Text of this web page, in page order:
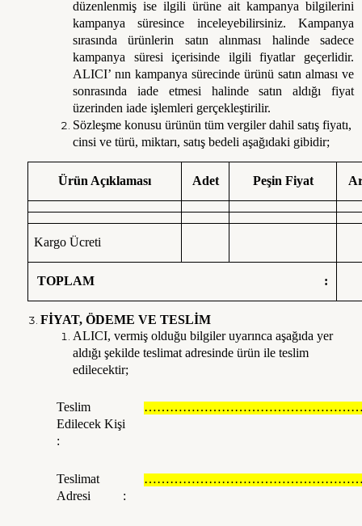
düzenlenmiş ise ilgili ürüne ait kampanya bilgilerini
kampanya süresince inceleyebilirsiniz. Kampanya
sırasında ürünlerin satın alınması halinde sadece
kampanya süresi içerisinde ilgili fiyatlar geçerlidir.
ALICI’ nın kampanya sürecinde ürünü satın alması ve
sonrasında iade etmesi halinde satın aldığı fiyat
üzerinden iade işlemleri gerçekleştirilir.
Sözleşme konusu ürünün tüm vergiler dahil satış fiyatı,
cinsi ve türü, miktarı, satış bedeli aşağıdaki gibidir;
Ürün Açıklaması Adet Peşin Fiyat
Kargo Ücreti
TOPLAM :
FİYAT, ÖDEME VE TESLİM
ALICI, vermiş olduğu bilgiler uyarınca aşağıda yer
aldığı şekilde teslimat adresinde ürün ile teslim
edilecektir;
Teslim
Edilecek Kişi
:
Teslimat
Adresi :